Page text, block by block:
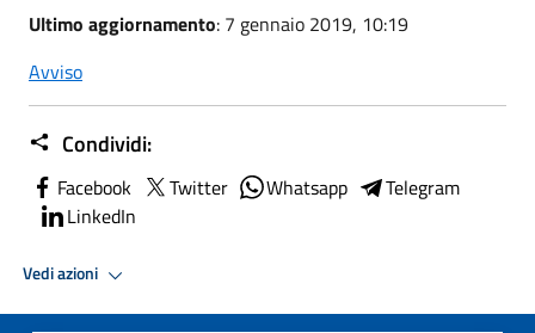
Ultimo aggiornamento: 7 gennaio 2019, 10:19
Avviso
Condividi:
Facebook Twitter Whatsapp
Telegram
LinkedIn
Vedi azioni